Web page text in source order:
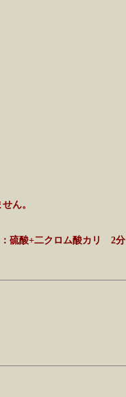
ん。
硫酸+二クロム酸カリ 2